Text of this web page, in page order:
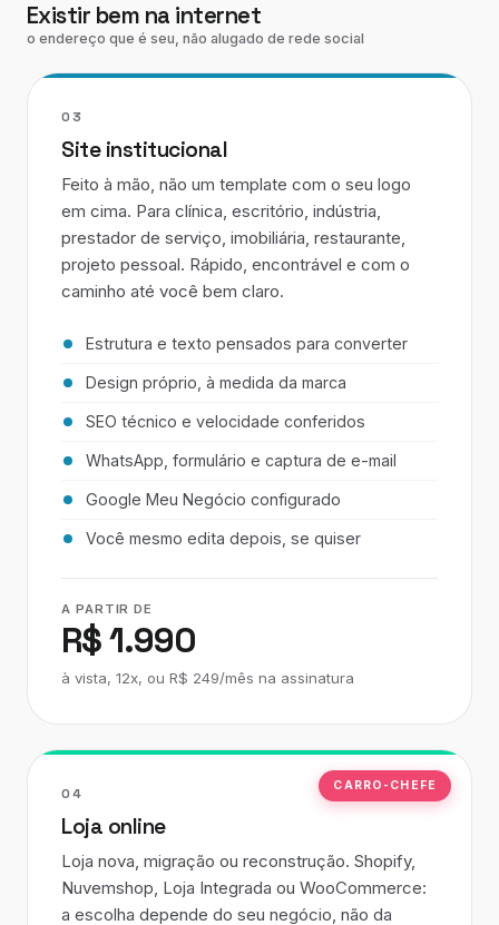
Existir bem na internet
o endereço que é seu, não alugado de rede social
03
Site institucional
Feito à mão, não um template com o seu logo
em cima. Para clínica, escritório, indústria,
prestador de serviço, imobiliária, restaurante,
projeto pessoal. Rápido, encontrável e com o
caminho até você bem claro.
Estrutura e texto pensados para converter
Design próprio, à medida da marca
SEO técnico e velocidade conferidos
WhatsApp, formulário e captura de e-mail
Google Meu Negócio configurado
Você mesmo edita depois, se quiser
A PARTIR DE
R$ 1.990
à vista, 12x, ou R$ 249/mês na assinatura
CARRO-CHEFE
04
Loja online
Loja nova, migração ou reconstrução. Shopify,
Nuvemshop, Loja Integrada ou WooCommerce:
a escolha depende do seu negócio, não da